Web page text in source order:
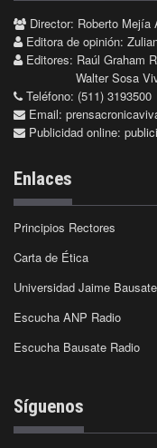
Director: Roberto Mejía
Editora de opinión:
Editores: Raúl Graham
Walter Sosa
Teléfono: (511) 3193500
Email:
Publicidad online:
Enlaces
Principios Rectores
Carta de Ética
Universidad Jaime
Escucha ANP Radio
Escucha Bausate Radio
Síguenos